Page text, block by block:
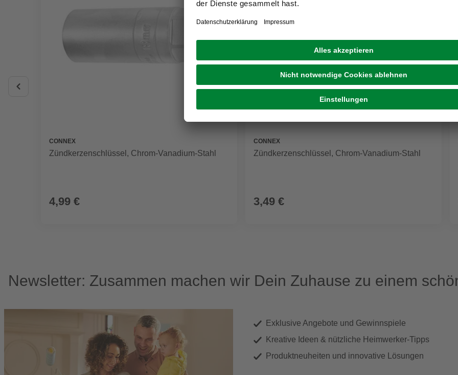
CONNEX
Zündkerzenschlüssel, Chrom-Vanadium-Stahl
4,99 €
CONNEX
Zündkerzenschlüssel, Chrom-Vanadium-Stahl
3,49 €
Newsletter: Zusammen machen wir Dein Zuhause zu einem
Exklusive Angebote und Gewinnspiele
Kreative Ideen & nützliche Heimwerker-Tipps
Produktneuheiten und innovative Lösungen